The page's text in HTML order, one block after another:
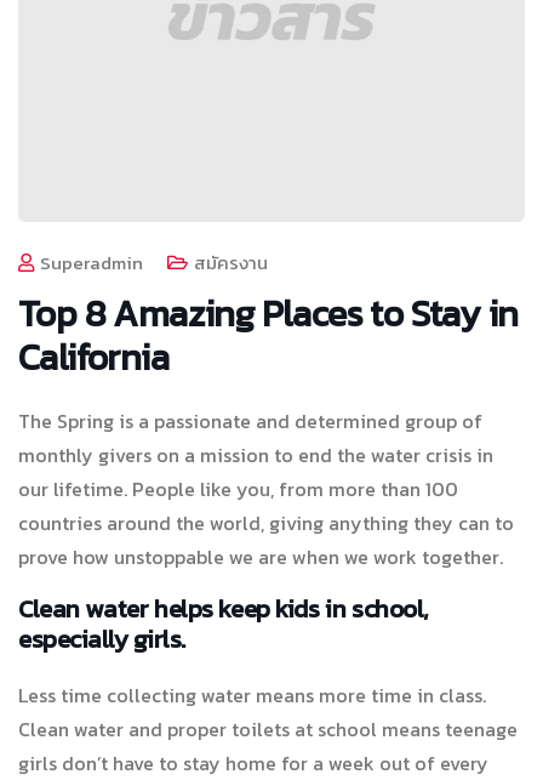
Superadmin สมัครงาน
Top 8 Amazing Places to Stay in
California
The Spring is a passionate and determined group of
monthly givers on a mission to end the water crisis in
our lifetime. People like you, from more than 100
countries around the world, giving anything they can to
prove how unstoppable we are when we work together.
Clean water helps keep kids in school,
especially girls.
Less time collecting water means more time in class.
Clean water and proper toilets at school means teenage
girls don’t have to stay home for a week out of every